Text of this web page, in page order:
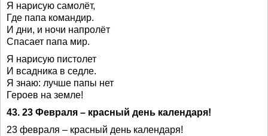
Я нарисую самолёт,
Где папа командир.
И дни, и ночи напролёт
Спасает папа мир.
Я нарисую пистолет
И всадника в седле.
Я знаю: лучше папы нет
Героев на земле!
43. 23 Февраля – красный день календаря!
23 февраля – красный день календаря!